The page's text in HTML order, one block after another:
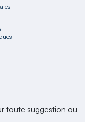
toute suggestion ou